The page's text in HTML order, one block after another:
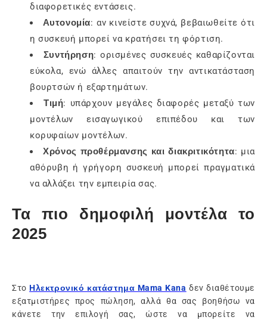
διαφορετικές εντάσεις.
Αυτονομία: αν κινείστε συχνά, βεβαιωθείτε ότι
η συσκευή μπορεί να κρατήσει τη φόρτιση.
Συντήρηση: ορισμένες συσκευές καθαρίζονται
εύκολα, ενώ άλλες απαιτούν την αντικατάσταση
βουρτσών ή εξαρτημάτων.
Τιμή: υπάρχουν μεγάλες διαφορές μεταξύ των
μοντέλων εισαγωγικού επιπέδου και των
κορυφαίων μοντέλων.
Χρόνος προθέρμανσης και διακριτικότητα: μια
αθόρυβη ή γρήγορη συσκευή μπορεί πραγματικά
να αλλάξει την εμπειρία σας.
Τα πιο δημοφιλή μοντέλα το
2025
Στο Ηλεκτρονικό κατάστημα Mama Kana δεν διαθέτουμε
εξατμιστήρες προς πώληση, αλλά θα σας βοηθήσω να
κάνετε την επιλογή σας, ώστε να μπορείτε να